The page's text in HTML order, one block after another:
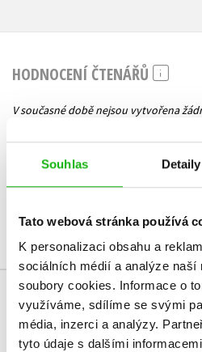
Souhlas Detaily
Tato webová stránka používá
K personalizaci obsahu a
sociálních médií a analýze
soubory cookies. Informace o
využíváme, sdílíme se svými
média, inzerci a analýzy.
tyto údaje s dalšími
HODNOCENÍ ČTENÁŘŮ
V současné době nejsou vytvořena
Vaše hodnocení
Uživatelskou recenzi mohou vkládat
Přihlásit
MOHLO BY VÁS